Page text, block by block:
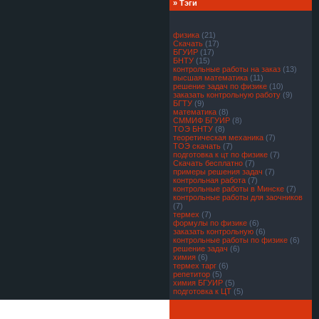
» Тэги
физика (21)
Скачать (17)
БГУИР (17)
БНТУ (15)
контрольные работы на заказ (13)
высшая математика (11)
решение задач по физике (10)
заказать контрольную работу (9)
БГТУ (9)
математика (8)
СММИФ БГУИР (8)
ТОЭ БНТУ (8)
теоретическая механика (7)
ТОЭ скачать (7)
подготовка к цт по физике (7)
Скачать бесплатно (7)
примеры решения задач (7)
контрольная работа (7)
контрольные работы в Минске (7)
контрольные работы для заочников
(7)
термех (7)
формулы по физике (6)
заказать контрольную (6)
контрольные работы по физике (6)
решение задач (6)
химия (6)
термех тарг (6)
репетитор (5)
химия БГУИР (5)
подготовка к ЦТ (5)